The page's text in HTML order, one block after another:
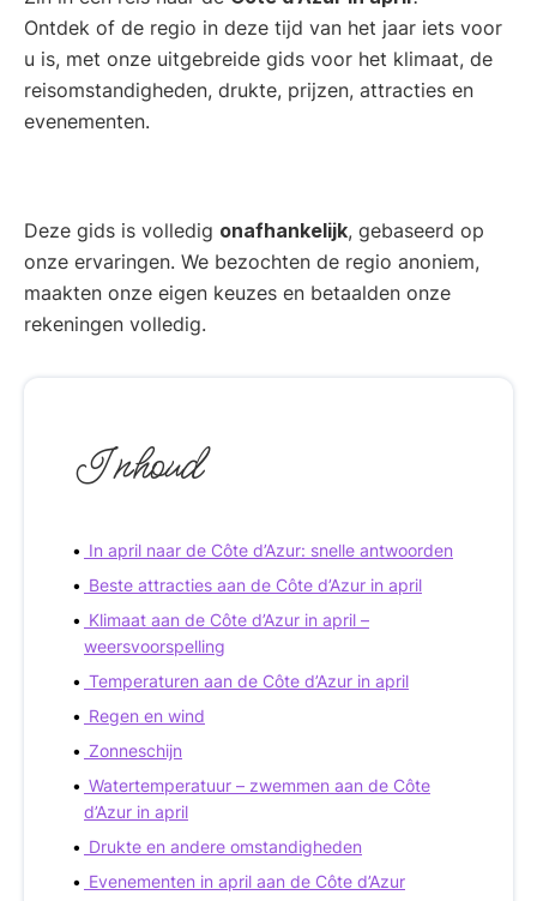
Ontdek of de regio in deze tijd van het jaar iets voor
u is, met onze uitgebreide gids voor het klimaat, de
reisomstandigheden, drukte, prijzen, attracties en
evenementen.
Deze gids is volledig onafhankelijk, gebaseerd op
onze ervaringen. We bezochten de regio anoniem,
maakten onze eigen keuzes en betaalden onze
rekeningen volledig.
Inhoud
In april naar de Côte d’Azur: snelle antwoorden
Beste attracties aan de Côte d’Azur in april
Klimaat aan de Côte d’Azur in april –
weersvoorspelling
Temperaturen aan de Côte d’Azur in april
Regen en wind
Zonneschijn
Watertemperatuur – zwemmen aan de Côte
d’Azur in april
Drukte en andere omstandigheden
Evenementen in april aan de Côte d’Azur